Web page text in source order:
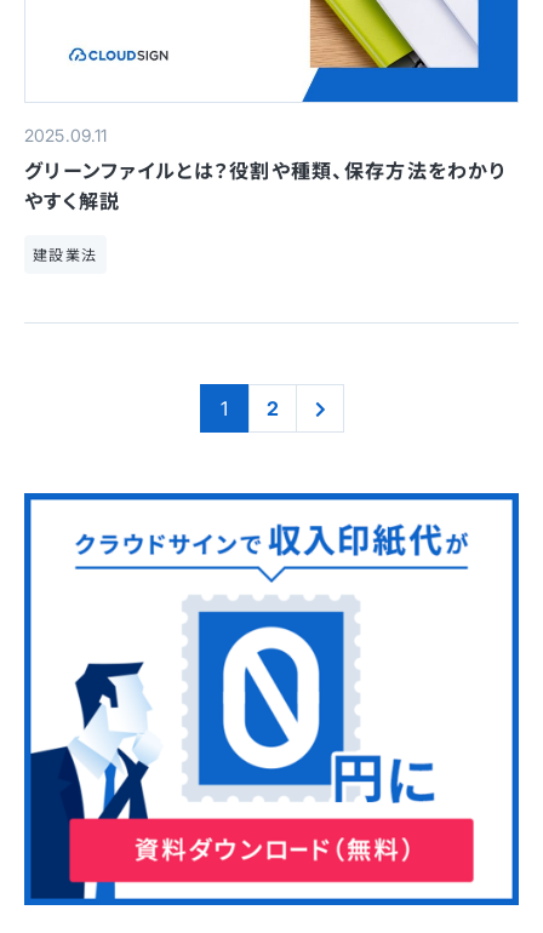
2025.09.11
グリーンファイルとは？役割や種類、保存方法をわかり
やすく解説
建設業法
1 2